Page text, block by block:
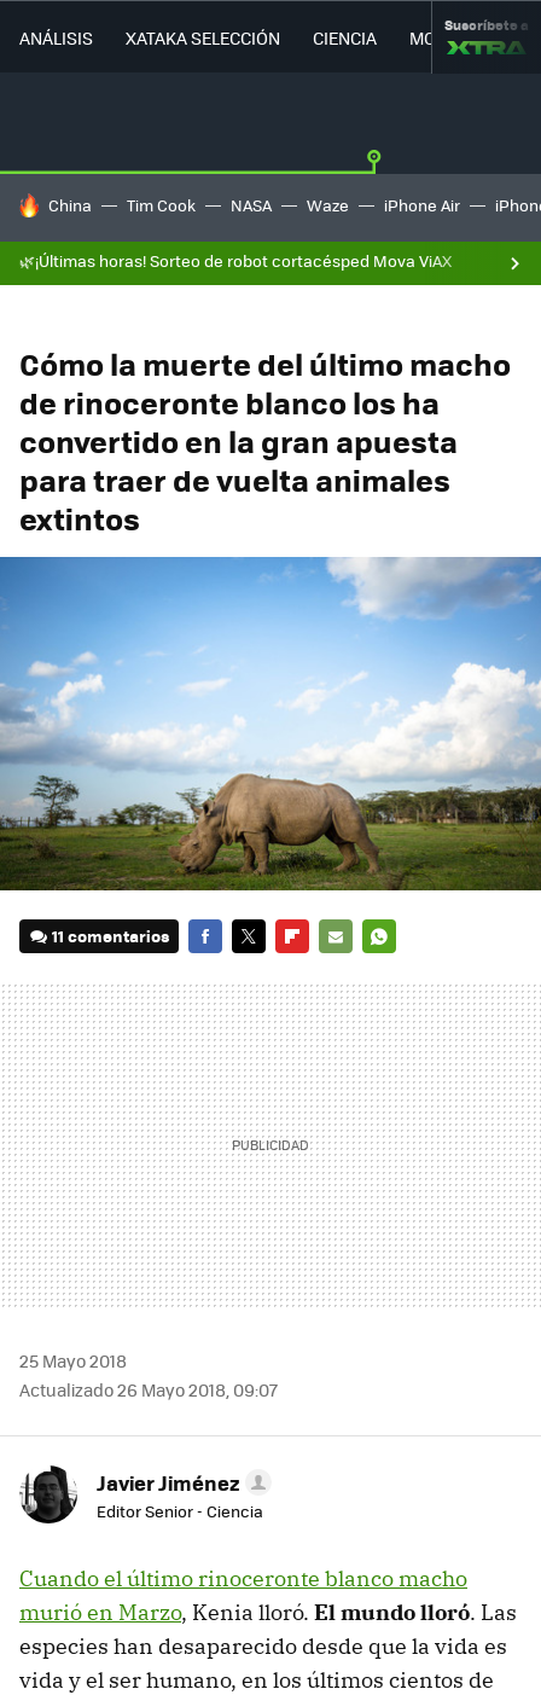
ANÁLISIS XATAKA SELECCIÓN CIENCIA MOVILIDAD
Suscríbete a
HOY SE HABLA DE
China Tim Cook NASA Waze iPhone Air
🌿¡Últimas horas! Sorteo de robot cortacésped Mova ViAX
Cómo la muerte del último macho
de rinoceronte blanco los ha
convertido en la gran apuesta
para traer de vuelta animales
extintos
11 comentarios
MAIL
25 Mayo 2018
Actualizado 26 Mayo 2018, 09:07
Javier Jiménez
Editor Senior - Ciencia
Cuando el último rinoceronte blanco macho
murió en Marzo, Kenia lloró. El mundo lloró. Las
especies han desaparecido desde que la vida es
vida y el ser humano, en los últimos cientos de